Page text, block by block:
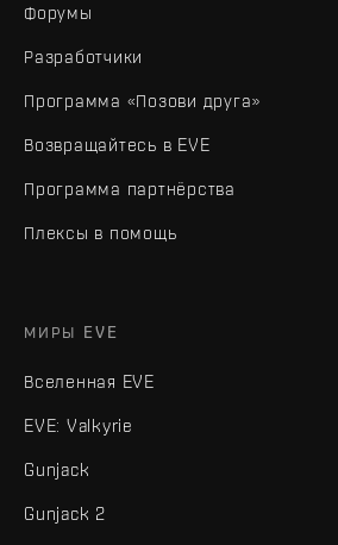
Форумы
Разработчики
Программа «Позови друга»
Возвращайтесь в EVE
Программа партнёрства
Плексы в помощь
МИРЫ EVE
Вселенная EVE
EVE: Valkyrie
Gunjack
Gunjack 2